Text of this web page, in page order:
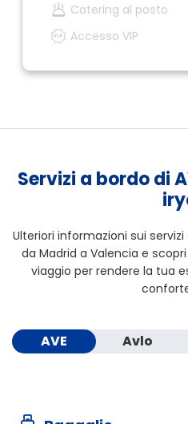
Catering al posto
Accesso VIP
Servizi a bordo di
Ulteriori informazioni sui
da Madrid a Valencia e
viaggio per rendere la tua
AVE Avlo